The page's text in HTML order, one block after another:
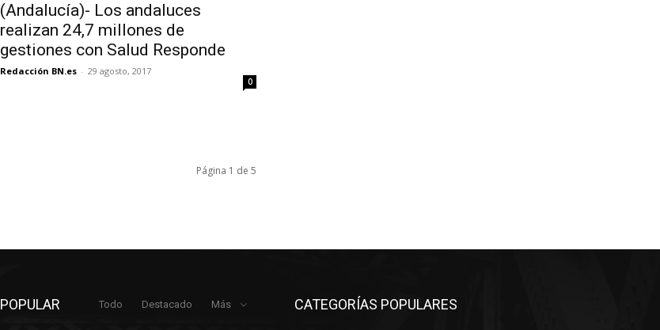
(Andalucía)- Los andaluces
realizan 24,7 millones de
gestiones con Salud Responde
Redacción BN.es - 29 agosto, 2017
0
Página 1 de 5
POPULAR Todo Destacado Más CATEGORÍAS POPULARES